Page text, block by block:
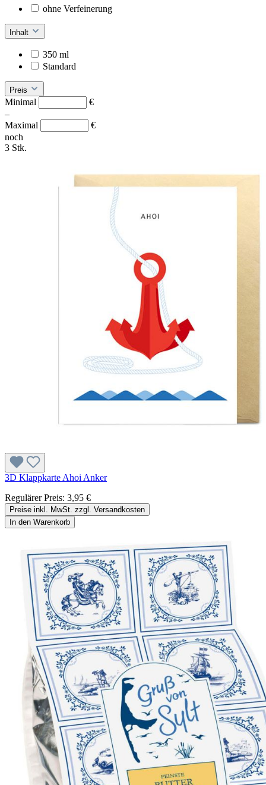
ohne Verfeinerung
Inhalt
350 ml
Standard
Preis
Minimal
€
–
Maximal
€
noch
3 Stk.
3D Klappkarte Ahoi Anker
Regulärer Preis: 3,95 €
Preise inkl. MwSt. zzgl. Versandkosten
In den Warenkorb